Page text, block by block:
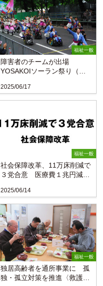
福祉一般
障害者のチームが出場
YOSAKOIソーラン祭り（札
2025/06/17
福祉一般
社会保障改革、11万床削減で
３党合意 医療費１兆円減と
2025/06/14
福祉一般
独居高齢者を通所事業に 孤
独・孤立対策を推進〈救護施